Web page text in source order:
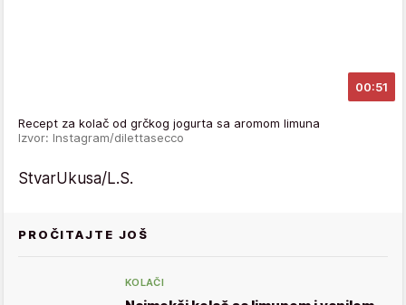
00:51
Recept za kolač od grčkog jogurta sa aromom limuna
Izvor: Instagram/dilettasecco
StvarUkusa/L.S.
PROČITAJTE JOŠ
KOLAČI